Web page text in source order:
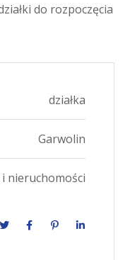
do rozpoczęcia
działka
Garwolin
i nieruchomości